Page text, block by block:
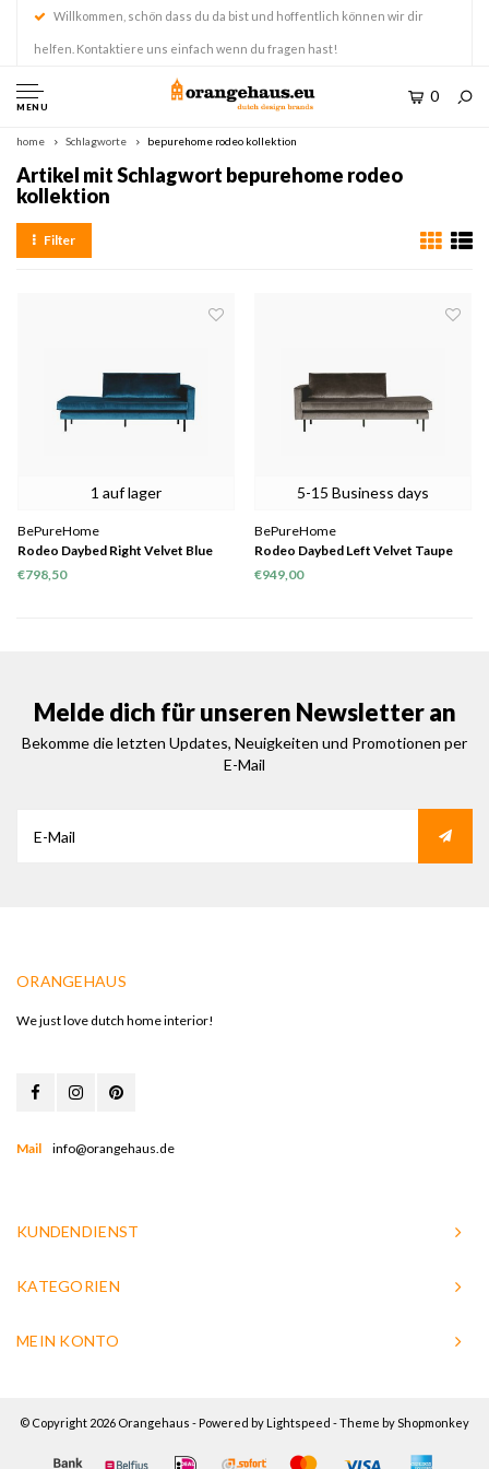
Willkommen, schön dass du da bist und hoffentlich können wir dir
helfen. Kontaktiere uns einfach wenn du fragen hast!
MENU
0
home Schlagworte bepurehome rodeo kollektion
Artikel mit Schlagwort bepurehome rodeo
kollektion
Filter
1 auf lager
BePureHome
Rodeo Daybed Right Velvet Blue
€798,50
5-15 Business days
BePureHome
Rodeo Daybed Left Velvet Taupe
€949,00
Melde dich für unseren Newsletter an
Bekomme die letzten Updates, Neuigkeiten und Promotionen per
E-Mail
ORANGEHAUS
We just love dutch home interior!
Mail info@orangehaus.de
KUNDENDIENST
KATEGORIEN
MEIN KONTO
© Copyright 2026 Orangehaus - Powered by Lightspeed - Theme byShopmonkey